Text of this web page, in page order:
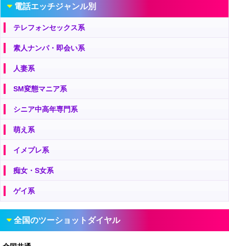
電話エッチジャンル別
テレフォンセックス系
素人ナンパ・即会い系
人妻系
SM変態マニア系
シニア中高年専門系
萌え系
イメプレ系
痴女・S女系
ゲイ系
全国のツーショットダイヤル